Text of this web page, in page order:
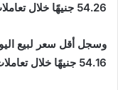
54.26 جنيهًا خلال تعاملات اليوم في البنوك.
وسجل أقل سعر لبيع
54.16 جنيهًا خلال تعاملات اليوم في البنوك.